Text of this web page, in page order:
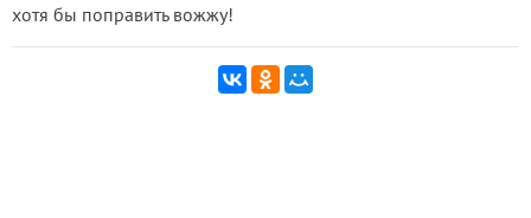
хотя бы поправить вожжу!